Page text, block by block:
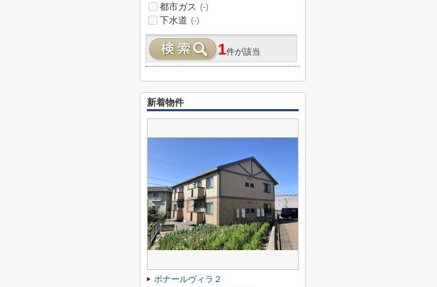
都市ガス (-)
下水道 (-)
1件が該当
新着物件
ボナールヴィラ２